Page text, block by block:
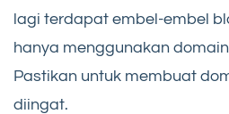
lagi terdapat embel-embel
hanya menggunakan
Pastikan untuk membuat
diingat.